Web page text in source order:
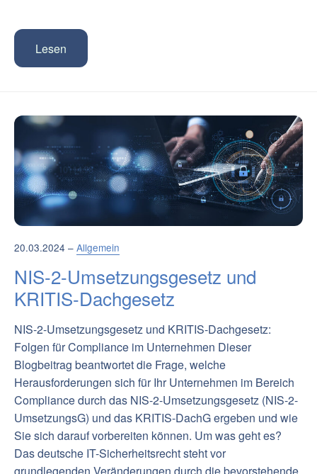
Lesen
20.03.2024 – Allgemein
NIS-2-Umsetzungsgesetz und
KRITIS-Dachgesetz
NIS-2-Umsetzungsgesetz und KRITIS-Dachgesetz:
Folgen für Compliance im Unternehmen Dieser
Blogbeitrag beantwortet die Frage, welche
Herausforderungen sich für Ihr Unternehmen im Bereich
Compliance durch das NIS-2-Umsetzungsgesetz (NIS-2-
UmsetzungsG) und das KRITIS-DachG ergeben und wie
Sie sich darauf vorbereiten können. Um was geht es?
Das deutsche IT-Sicherheitsrecht steht vor